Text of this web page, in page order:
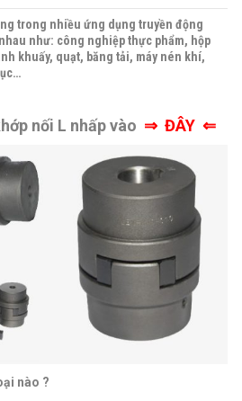
trong nhiều ứng dụng truyền động
như: công nghiệp thực phẩm, hộp
khuấy, quạt, băng tải, máy nén khí,
nối L nhấp vào ⇒ ĐÂY ⇐
nào ?